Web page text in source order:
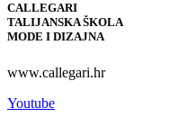
CALLEGARI
TALIJANSKA ŠKOLA
MODE I DIZAJNA
www.callegari.hr
Youtube